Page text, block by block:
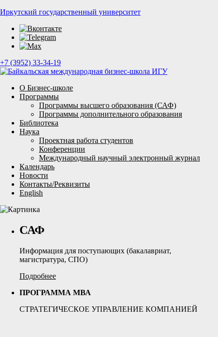
Иркутский государственный университет
+7 (3952) 33-34-19
О Бизнес-школе
Программы
Программы высшего образования (САФ)
Программы дополнительного образования
Библиотека
Наука
Проектная работа студентов
Конференции
Международный научный электронный журнал
Календарь
Новости
Контакты/Реквизиты
English
САФ
Информация для поступающих (бакалавриат,
магистратура, СПО)
Подробнее
ПРОГРАММА МВА
СТРАТЕГИЧЕСКОЕ УПРАВЛЕНИЕ КОМПАНИЕЙ